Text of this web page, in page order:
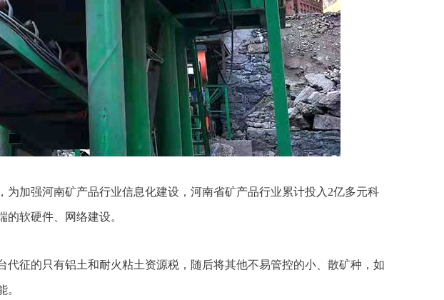
为加强河南矿产品行业信息化建设，河南省矿产品行业累计投入2亿多元科
软硬件、网络建设。
代征的只有铝土和耐火粘土资源税，随后将其他不易管控的小、散矿种，如